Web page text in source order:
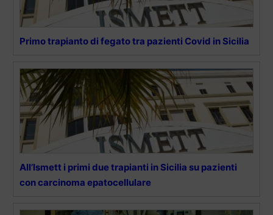
Primo trapianto di fegato tra pazienti Covid in Sicilia
All’Ismett i primi due trapianti in Sicilia su pazienti
con carcinoma epatocellulare